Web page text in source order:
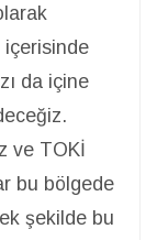
içerisinde
da içine
ve TOKİ
bu bölgede
şekilde bu